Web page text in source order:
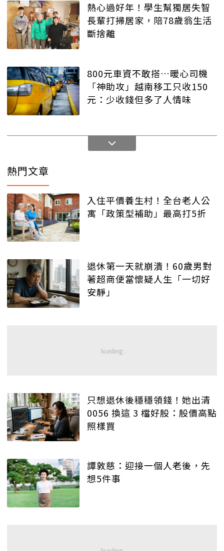
熱心過好年！學生幫獨居失智
長輩打掃居家，陪78歲翁生活
斷捨離
800元車資不敢搭…暖心司機
「神助攻」越南移工只收150
元：少收錢但多了人情味
熱門文章
入住平價養生村！全台老人公
寓「政策型補助」最高打5折
退休第一天就崩潰！60歲男對
著超商便當懷疑人生「一切好
安靜」
只想退休後穩穩領錢！她出清
0056 換這 3 檔好股：股價高點
照樣買
譚敦慈：迎接一個人老後，先
想5件事